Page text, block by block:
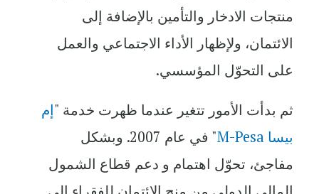
منتجات الادخار والتأمين بالإضافة إلى
الائتمان، ولإظهار الأداء الاجتماعي والعمل
على التحوّل المؤسسي.
ثم بدأت الأمور تتغير عندما ظهرت خدمة "إم
بيساM-Pesa
" في عام 2007. وبشكل
مفاجئ، تحوّل اهتمام و دعم قطاع الشمول